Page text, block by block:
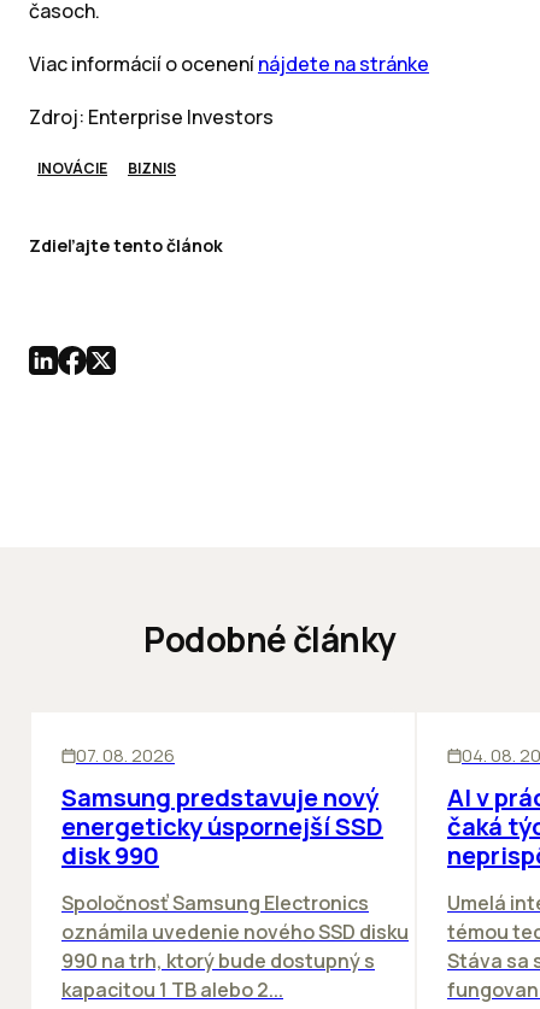
časoch.
Viac informácií o ocenenínájdete na stránke
Zdroj: Enterprise Investors
INOVÁCIE BIZNIS
Zdieľajte tento článok
Podobné články
07. 08. 2026
Samsung predstavuje nový
energeticky úspornejší SSD
disk 990
Spoločnosť Samsung Electronics
oznámila uvedenie nového SSD disku
990 na trh, ktorý bude dostupný s
kapacitou 1 TB alebo 2...
04. 08.
AI v
čaká
Umelá
témou
Stáva sa